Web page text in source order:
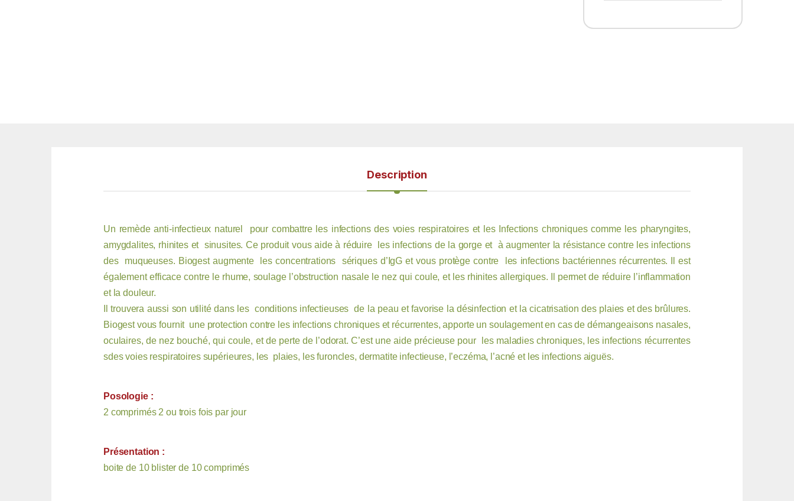
Description
Un remède anti-infectieux naturel pour combattre les infections des voies respiratoires et les Infections chroniques comme les pharyngites,
amygdalites, rhinites et sinusites. Ce produit vous aide à réduire les infections de la gorge et à augmenter la résistance contre les infections
des muqueuses. Biogest augmente les concentrations sériques d’IgG et vous protège contre les infections bactériennes récurrentes. Il est
également efficace contre le rhume, soulage l’obstruction nasale le nez qui coule, et les rhinites allergiques. Il permet de réduire l’inflammation
et la douleur.
Il trouvera aussi son utilité dans les conditions infectieuses de la peau et favorise la désinfection et la cicatrisation des plaies et des brûlures.
Biogest vous fournit une protection contre les infections chroniques et récurrentes, apporte un soulagement en cas de démangeaisons nasales,
oculaires, de nez bouché, qui coule, et de perte de l’odorat. C’est une aide précieuse pour les maladies chroniques, les infections récurrentes
sdes voies respiratoires supérieures, les plaies, les furoncles, dermatite infectieuse, l’eczéma, l’acné et les infections aiguës.
Posologie :
2 comprimés 2 ou trois fois par jour
Présentation :
boite de 10 blister de 10 comprimés